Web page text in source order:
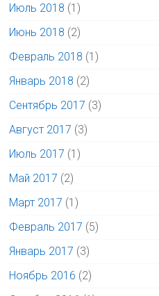
Июль 2018 (1)
Июнь 2018 (2)
Февраль 2018 (1)
Январь 2018 (2)
Сентябрь 2017 (3)
Август 2017 (3)
Июль 2017 (1)
Май 2017 (2)
Март 2017 (1)
Февраль 2017 (5)
Январь 2017 (3)
Ноябрь 2016 (2)